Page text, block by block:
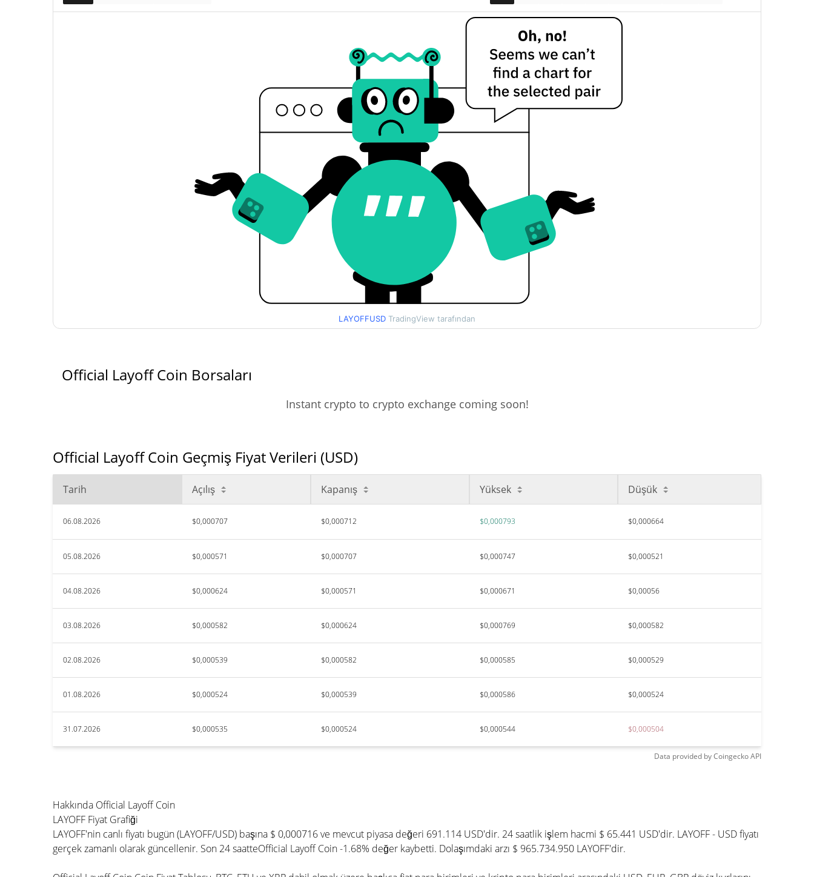
LAYOFFUSD TradingView tarafından
Official Layoff Coin Borsaları
Instant crypto to crypto exchange coming soon!
Official Layoff Coin Geçmiş Fiyat Verileri (USD)
Tarih Açılış Kapanış Yüksek Düşük
06.08.2026 $0,000707 $0,000712 $0,000793 $0,000664
05.08.2026 $0,000571 $0,000707 $0,000747 $0,000521
04.08.2026 $0,000624 $0,000571 $0,000671 $0,00056
03.08.2026 $0,000582 $0,000624 $0,000769 $0,000582
02.08.2026 $0,000539 $0,000582 $0,000585 $0,000529
01.08.2026 $0,000524 $0,000539 $0,000586 $0,000524
31.07.2026 $0,000535 $0,000524 $0,000544 $0,000504
Data provided byCoingeckoAPI
Hakkında Official Layoff Coin
LAYOFF Fiyat Grafiği
LAYOFF'nin canlı fiyatı bugün (LAYOFF/USD) başına $ 0,000716 ve mevcut piyasa değeri 691.114 USD'dir. 24 saatlik işlem hacmi $ 65.441 USD'dir. LAYOFF - USD fiyatı
gerçek zamanlı olarak güncellenir. Son 24 saatteOfficial Layoff Coin -1.68% değer kaybetti. Dolaşımdaki arzı $ 965.734.950 LAYOFF'dir.